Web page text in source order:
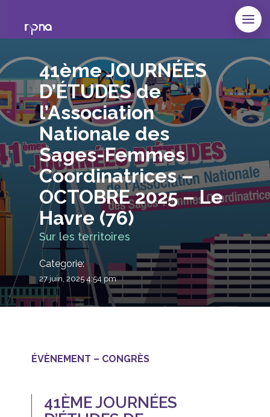
41ème JOURNÉES
D’ÉTUDES de
l’Association
Nationale des
Sages-Femmes
Coordinatrices –
OCTOBRE 2025 – Le
Havre (76)
Sur les territoires
Categorie:
27 juin, 2025 4:54 pm
ÉVÈNEMENT – CONGRÈS
41ÈME JOURNÉES